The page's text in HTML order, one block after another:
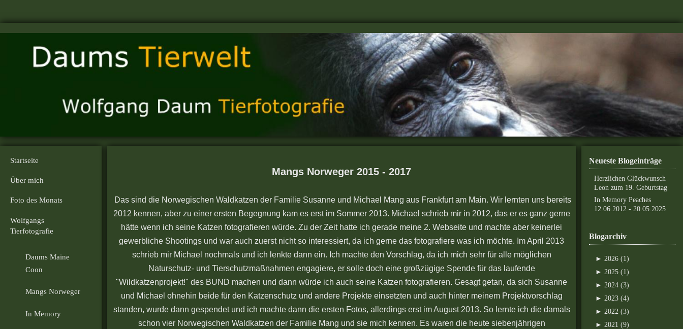
Startseite
Über mich
Foto des Monats
Wolfgangs
Tierfotografie
Daums Maine
Coon
Mangs Norweger
In Memory
Neueste Blogeinträge
Herzlichen Glückwunsch
Leon zum 19. Geburtstag
In Memory Peaches
12.06.2012 - 20.05.2025
Blogarchiv
► 2026 (1)
► 2025 (1)
► 2024 (3)
► 2023 (4)
► 2022 (3)
► 2021 (9)
Mangs Norweger 2015 - 2017
Das sind die Norwegischen Waldkatzen der Familie Susanne und Michael Mang aus Frankfurt am Main. Wir lernten uns bereits
2012 kennen, aber zu einer ersten Begegnung kam es erst im Sommer 2013. Michael schrieb mir in 2012, das er es ganz gerne
hätte wenn ich seine Katzen fotografieren würde. Zu der Zeit hatte ich gerade meine 2. Webseite und machte aber keinerlei
gewerbliche Shootings und war auch zuerst nicht so interessiert, da ich gerne das fotografiere was ich möchte. Im April 2013
schrieb mir Michael nochmals und ich lenkte dann ein. Ich machte den Vorschlag, da ich mich sehr für alle möglichen
Naturschutz- und Tierschutzmaßnahmen engagiere, er solle doch eine großzügige Spende für das laufende
"Wildkatzenprojekt!" des BUND machen und dann würde ich auch seine Katzen fotografieren. Gesagt getan, da sich Susanne
und Michael ohnehin beide für den Katzenschutz und andere Projekte einsetzten und auch hinter meinem Projektvorschlag
standen, wurde dann gespendet und ich machte dann die ersten Fotos, allerdings erst im August 2013. So lernte ich die damals
schon vier Norwegischen Waldkatzen der Familie Mang und sie mich kennen. Es waren die heute siebenjährigen